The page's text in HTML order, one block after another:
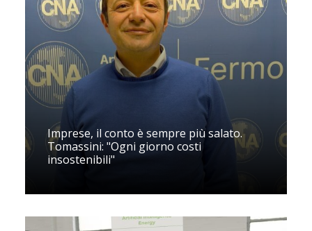
Imprese, il conto è sempre più salato.
Tomassini: "Ogni giorno costi
insostenibili"